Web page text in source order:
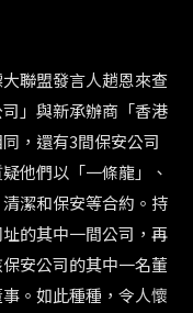
聯盟發言人趙恩來查
」與新承辦商「香港
，還有3間保安公司
他們以「一條龍」、
潔和保安等合約。持
的其中一間公司，再
安公司的其中一名董
。如此種種，令人懷